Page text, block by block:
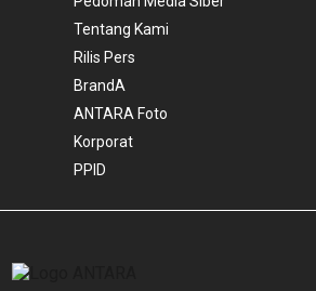
Tentang Kami
Rilis Pers
BrandA
ANTARA Foto
Korporat
PPID